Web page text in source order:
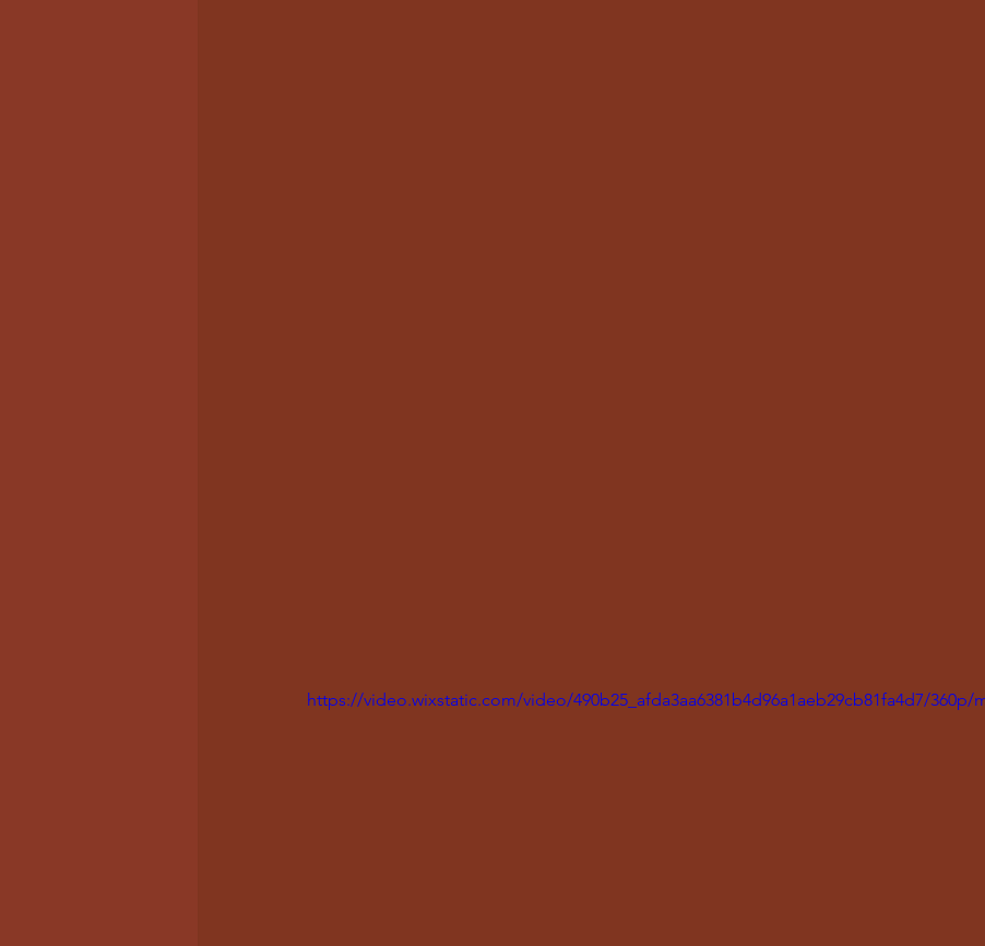
https://video.wixstatic.com/video/490b25_afda3aa6381b4d96a1aeb29cb81fa4d7/360p/